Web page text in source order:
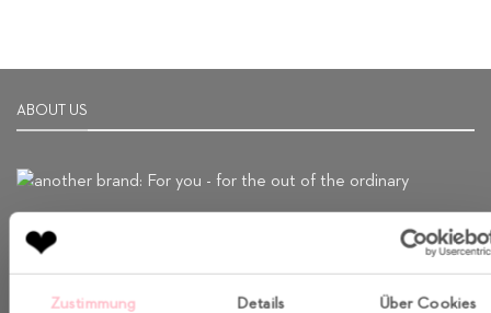
Zustimmung Details Über Cookies
ABOUT US
Born in Munich.
Inspiring Designs.